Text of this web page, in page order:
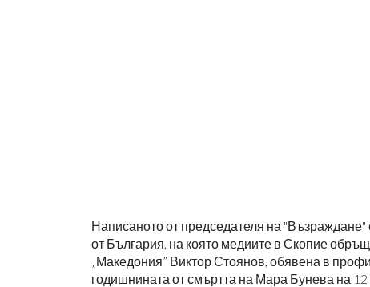
Написаното от председателя на
от България, на която медиите в Скопие
„Македония” Виктор Стоянов, обявена в
годишнината от смъртта на Мара Бунева на